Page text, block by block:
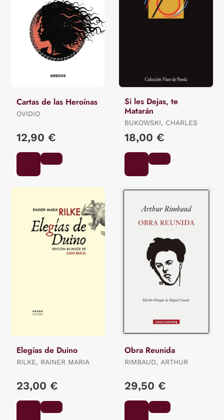
Cartas de las Heroínas
OVIDIO
12,90 €
Si les Dejas, te
Matarán
BUKOWSKI, CHARLES
18,00 €
Elegías de Duino
RILKE, RAINER MARIA
23,00 €
Obra Reunida
RIMBAUD, ARTHUR
29,50 €